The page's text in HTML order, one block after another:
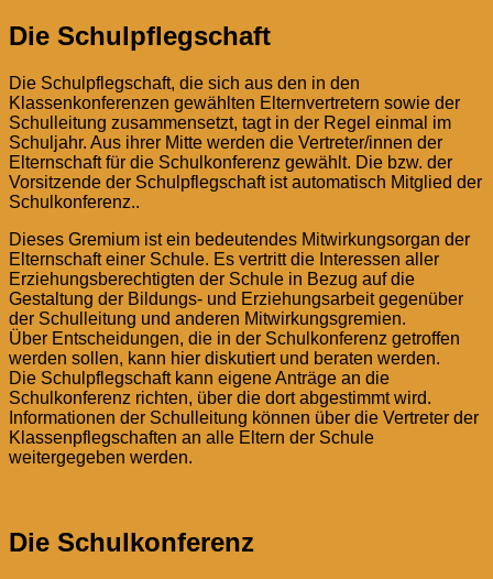
Die Schulpflegschaft
Die Schulpflegschaft, die sich aus den in den
Klassenkonferenzen gewählten Elternvertretern sowie der
Schulleitung zusammensetzt, tagt in der Regel einmal im
Schuljahr. Aus ihrer Mitte werden die Vertreter/innen der
Elternschaft für die Schulkonferenz gewählt. Die bzw. der
Vorsitzende der Schulpflegschaft ist automatisch Mitglied der
Schulkonferenz..
Dieses Gremium ist ein bedeutendes Mitwirkungsorgan der
Elternschaft einer Schule. Es vertritt die Interessen aller
Erziehungsberechtigten der Schule in Bezug auf die
Gestaltung der Bildungs- und Erziehungsarbeit gegenüber
der Schulleitung und anderen Mitwirkungsgremien.
Über Entscheidungen, die in der Schulkonferenz getroffen
werden sollen, kann hier diskutiert und beraten werden.
Die Schulpflegschaft kann eigene Anträge an die
Schulkonferenz richten, über die dort abgestimmt wird.
Informationen der Schulleitung können über die Vertreter der
Klassenpflegschaften an alle Eltern der Schule
weitergegeben werden.
Die Schulkonferenz